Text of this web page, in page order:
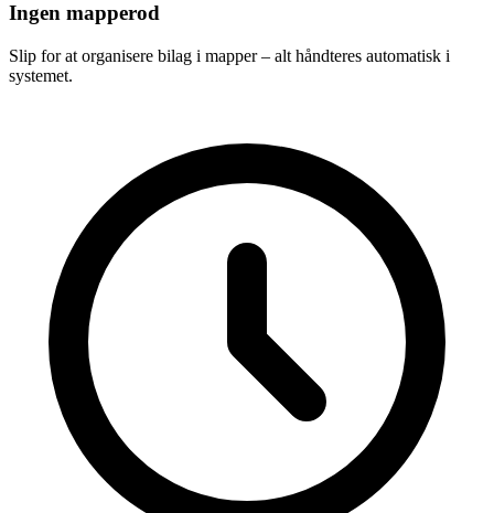
Ingen mapperod
Slip for at organisere bilag i mapper – alt håndteres automatisk i
systemet.